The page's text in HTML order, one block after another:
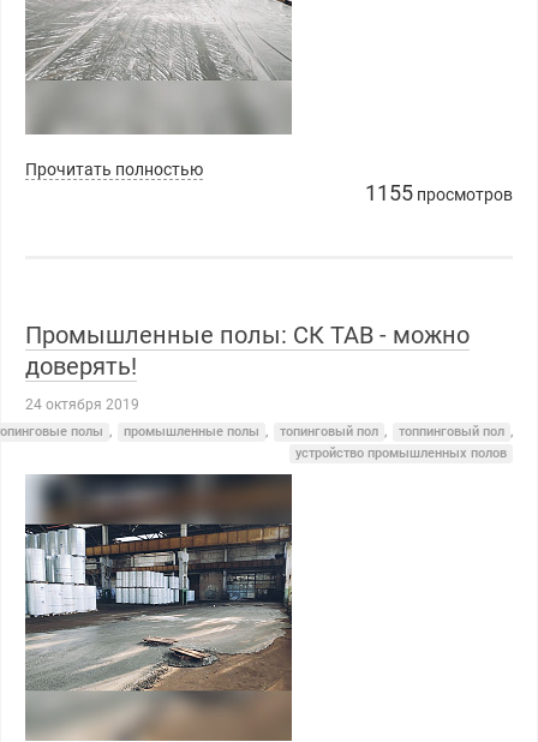
Прочитать полностью
1155 просмотров
Промышленные полы: СК ТАВ - можно
доверять!
24 октября 2019
полы , промышленные полы , топинговый пол , топпинговый пол ,
устройство промышленных полов